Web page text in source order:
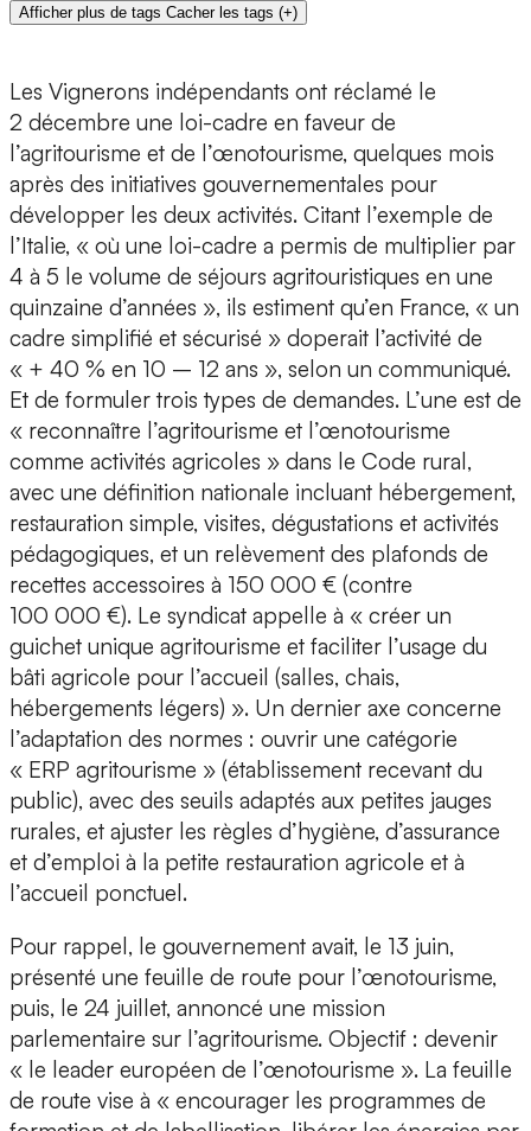
Afficher plus de tags Cacher les tags (+)
Les Vignerons indépendants ont réclamé le
2 décembre une loi-cadre en faveur de
l’agritourisme et de l’œnotourisme, quelques mois
après des initiatives gouvernementales pour
développer les deux activités. Citant l’exemple de
l’Italie, « où une loi-cadre a permis de multiplier par
4 à 5 le volume de séjours agritouristiques en une
quinzaine d’années », ils estiment qu’en France, « un
cadre simplifié et sécurisé » doperait l’activité de
« + 40 % en 10 – 12 ans », selon un communiqué.
Et de formuler trois types de demandes. L’une est de
« reconnaître l’agritourisme et l’œnotourisme
comme activités agricoles » dans le Code rural,
avec une définition nationale incluant hébergement,
restauration simple, visites, dégustations et activités
pédagogiques, et un relèvement des plafonds de
recettes accessoires à 150 000 € (contre
100 000 €). Le syndicat appelle à « créer un
guichet unique agritourisme et faciliter l’usage du
bâti agricole pour l’accueil (salles, chais,
hébergements légers) ». Un dernier axe concerne
l’adaptation des normes : ouvrir une catégorie
« ERP agritourisme » (établissement recevant du
public), avec des seuils adaptés aux petites jauges
rurales, et ajuster les règles d’hygiène, d’assurance
et d’emploi à la petite restauration agricole et à
l’accueil ponctuel.
Pour rappel, le gouvernement avait, le 13 juin,
présenté une feuille de route pour l’œnotourisme,
puis, le 24 juillet, annoncé une mission
parlementaire sur l’agritourisme. Objectif : devenir
« le leader européen de l’œnotourisme ». La feuille
de route vise à « encourager les programmes de